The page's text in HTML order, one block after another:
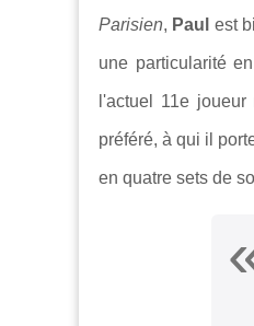
Parisien, Paul est
une particularité
l'actuel 11e
préféré, à qui il
en quatre sets de